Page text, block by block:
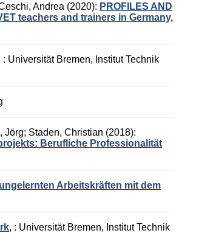
Andrea (2020): PROFILES AND
teachers and trainers in Germany,
: Universität Bremen, Institut Technik
Jörg; Staden, Christian (2018):
Berufliche Professionalität
Arbeitskräften mit dem
, : Universität Bremen, Institut Technik